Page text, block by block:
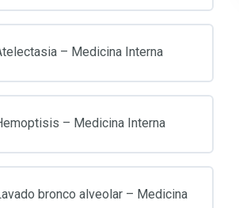
– Medicina Interna
– Medicina Interna
bronco alveolar – Medicina